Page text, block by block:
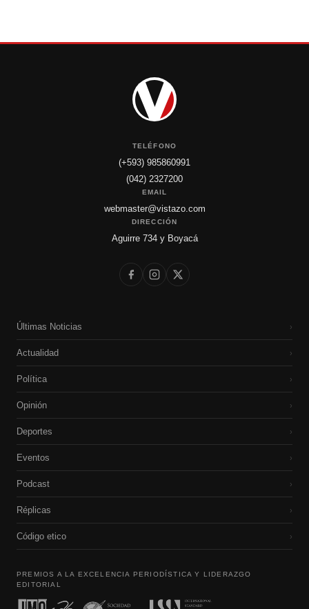
TELÉFONO
(+593) 985860991
(042) 2327200
EMAIL
webmaster@vistazo.com
DIRECCIÓN
Aguirre 734 y Boyacá
Últimas Noticias ›
Actualidad ›
Política ›
Opinión ›
Deportes ›
Eventos ›
Podcast ›
Réplicas ›
Código etico ›
PREMIOS A LA EXCELENCIA PERIODÍSTICA Y LIDERAZGO
EDITORIAL